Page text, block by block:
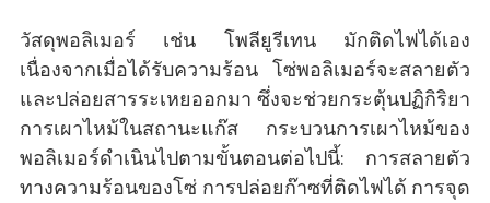
วัสดุพอลิเมอร์ เช่น โพลียูรีเทน มักติดไฟได้เอง
เนื่องจากเมื่อได้รับความร้อน โซ่พอลิเมอร์จะสลายตัว
และปล่อยสารระเหยออกมา ซึ่งจะช่วยกระตุ้นปฏิกิริยา
การเผาไหม้ในสถานะแก๊ส กระบวนการเผาไหม้ของ
พอลิเมอร์ดำเนินไปตามขั้นตอนต่อไปนี้: การสลายตัว
ทางความร้อนของโซ่ การปล่อยก๊าซที่ติดไฟได้ การจุด